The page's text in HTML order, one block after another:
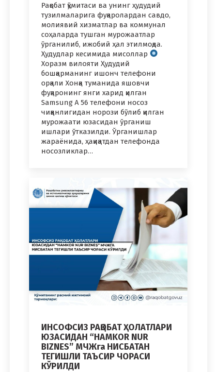
Рақобат қўмитаси ва унинг ҳудудий
тузилмаларига фуқаролардан савдо,
молиявий хизматлар ва коммунал
соҳаларда тушган мурожаатлар
ўрганилиб, ижобий ҳал этилмоқда.
Ҳудудлар кесимида мисоллар
Хоразм вилояти Ҳудудий
бошқарманинг ишонч телефони
орқали Хонқа туманида яшовчи
фуқаронинг янги харид қилган
Samsung A 56 телефони носоз
чиққанлигидан норози бўлиб қилган
мурожаати юзасидан ўрганиш
ишлари ўтказилди. Ўрганишлар
жараёнида, ҳақиқатдан телефонда
носозликлар…
ИНСОФСИЗ РАҚОБАТ ҲОЛАТЛАРИ
ЮЗАСИДАН “HAMKOR NUR
BIZNES” МЧЖга НИСБАТАН
ТЕГИШЛИ ТАЪСИР ЧОРАСИ
КЎРИЛДИ